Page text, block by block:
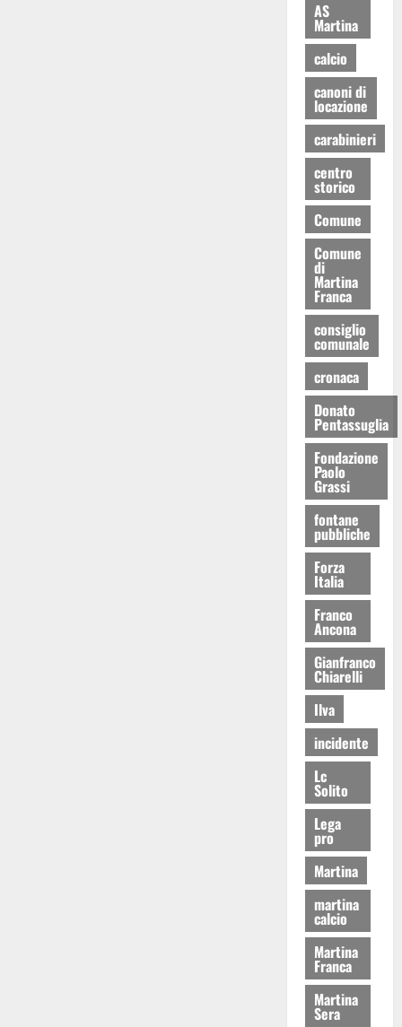
AS
Martina
calcio
canoni di
locazione
carabinieri
centro
storico
Comune
Comune
di
Martina
Franca
consiglio
comunale
cronaca
Donato
Pentassuglia
Fondazione
Paolo
Grassi
fontane
pubbliche
Forza
Italia
Franco
Ancona
Gianfranco
Chiarelli
Ilva
incidente
Lc
Solito
Lega
pro
Martina
martina
calcio
Martina
Franca
Martina
Sera